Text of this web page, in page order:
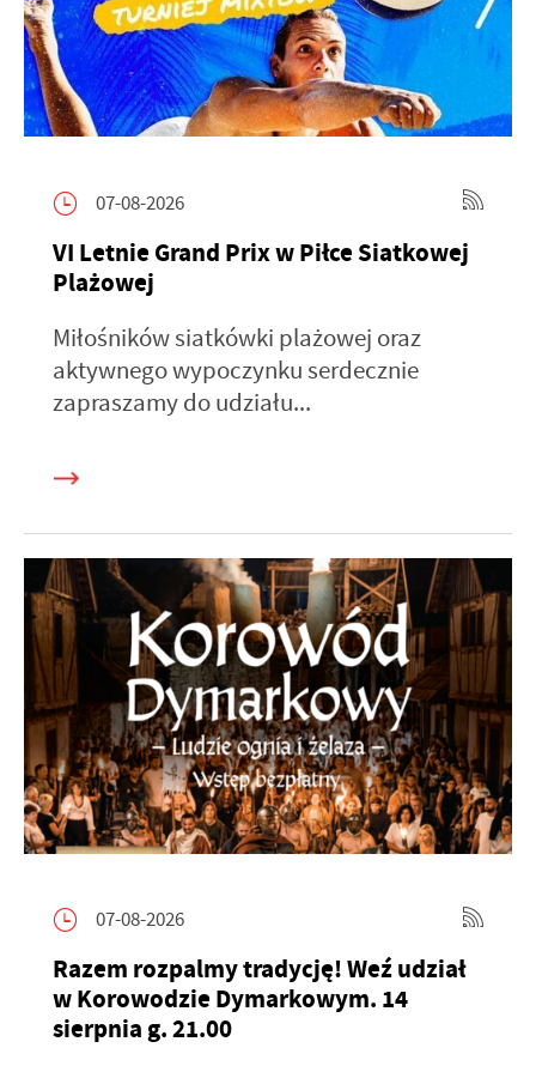
07-08-2026
VI Letnie Grand Prix w Piłce Siatkowej
Plażowej
Miłośników siatkówki plażowej oraz
aktywnego wypoczynku serdecznie
zapraszamy do udziału...
07-08-2026
Razem rozpalmy tradycję! Weź udział
w Korowodzie Dymarkowym. 14
sierpnia g. 21.00